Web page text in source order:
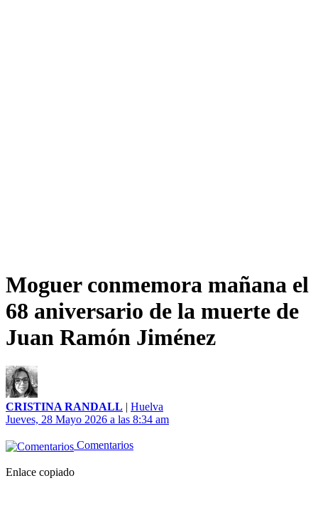
Moguer conmemora mañana el
68 aniversario de la muerte de
Juan Ramón Jiménez
CRISTINA RANDALL | Huelva
Jueves, 28 Mayo 2026 a las 8:34 am
Comentarios
Enlace copiado